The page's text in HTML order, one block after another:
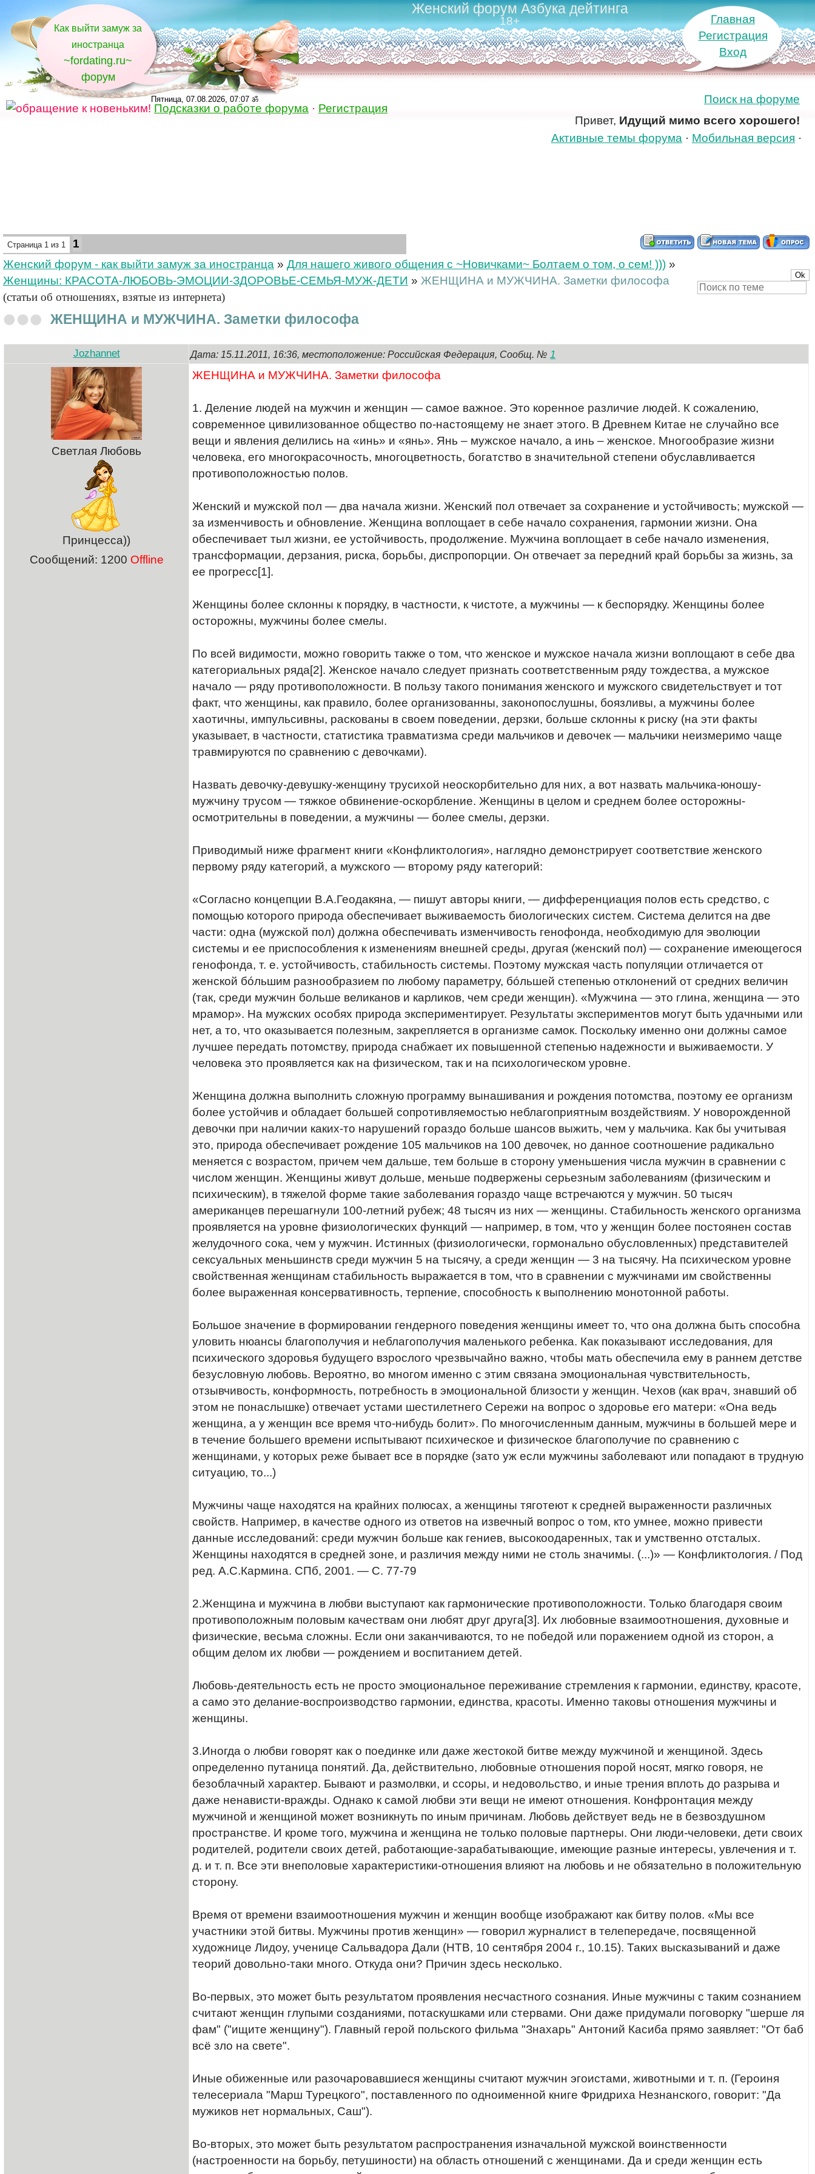
18+
Как выйти замуж за
иностранца
~fordating.ru~
форум
Женский форум Азбука дейтинга
Пятница, 07.08.2026, 07:07 ॐ
Главная
Регистрация
Вход
Привет, Идущий мимо всего хорошего!
Подсказки о работе форума · Регистрация
Активные темы форума · Мобильная версия ·
Поиск на форуме
Страница 1 из 1
1
Женский форум - как выйти замуж за иностранца » Для нашего живого общения с ~Новичками~ Болтаем о том, о сем! ))) »
Женщины: КРАСОТА-ЛЮБОВЬ-ЭМОЦИИ-ЗДОРОВЬЕ-СЕМЬЯ-МУЖ-ДЕТИ » ЖЕНЩИНА и МУЖЧИНА. Заметки философа
(статьи об отношениях, взятые из интернета)
ЖЕНЩИНА и МУЖЧИНА. Заметки философа
Jozhannet Дата: 15.11.2011, 16:36, местоположение: Российская Федерация, Сообщ. № 1
Светлая Любовь
Принцесса))
Сообщений: 1200 Offline
ЖЕНЩИНА и МУЖЧИНА. Заметки философа
1. Деление людей на мужчин и женщин — самое важное. Это коренное различие людей. К сожалению,
современное цивилизованное общество по-настоящему не знает этого. В Древнем Китае не случайно все
вещи и явления делились на «инь» и «янь». Янь – мужское начало, а инь – женское. Многообразие жизни
человека, его многокрасочность, многоцветность, богатство в значительной степени обуславливается
противоположностью полов.
Женский и мужской пол — два начала жизни. Женский пол отвечает за сохранение и устойчивость; мужской —
за изменчивость и обновление. Женщина воплощает в себе начало сохранения, гармонии жизни. Она
обеспечивает тыл жизни, ее устойчивость, продолжение. Мужчина воплощает в себе начало изменения,
трансформации, дерзания, риска, борьбы, диспропорции. Он отвечает за передний край борьбы за жизнь, за
ее прогресс[1].
Женщины более склонны к порядку, в частности, к чистоте, а мужчины — к беспорядку. Женщины более
осторожны, мужчины более смелы.
По всей видимости, можно говорить также о том, что женское и мужское начала жизни воплощают в себе два
категориальных ряда[2]. Женское начало следует признать соответственным ряду тождества, а мужское
начало — ряду противоположности. В пользу такого понимания женского и мужского свидетельствует и тот
факт, что женщины, как правило, более организованны, законопослушны, боязливы, а мужчины более
хаотичны, импульсивны, раскованы в своем поведении, дерзки, больше склонны к риску (на эти факты
указывает, в частности, статистика травматизма среди мальчиков и девочек — мальчики неизмеримо чаще
травмируются по сравнению с девочками).
Назвать девочку-девушку-женщину трусихой неоскорбительно для них, а вот назвать мальчика-юношу-
мужчину трусом — тяжкое обвинение-оскорбление. Женщины в целом и среднем более осторожны-
осмотрительны в поведении, а мужчины — более смелы, дерзки.
Приводимый ниже фрагмент книги «Конфликтология», наглядно демонстрирует соответствие женского
первому ряду категорий, а мужского — второму ряду категорий:
«Согласно концепции В.А.Геодакяна, — пишут авторы книги, — дифференциация полов есть средство, с
помощью которого природа обеспечивает выживаемость биологических систем. Система делится на две
части: одна (мужской пол) должна обеспечивать изменчивость генофонда, необходимую для эволюции
системы и ее приспособления к изменениям внешней среды, другая (женский пол) — сохранение имеющегося
генофонда, т. е. устойчивость, стабильность системы. Поэтому мужская часть популяции отличается от
женской бóльшим разнообразием по любому параметру, бóльшей степенью отклонений от средних величин
(так, среди мужчин больше великанов и карликов, чем среди женщин). «Мужчина — это глина, женщина — это
мрамор». На мужских особях природа экспериментирует. Результаты экспериментов могут быть удачными или
нет, а то, что оказывается полезным, закрепляется в организме самок. Поскольку именно они должны самое
лучшее передать потомству, природа снабжает их повышенной степенью надежности и выживаемости. У
человека это проявляется как на физическом, так и на психологическом уровне.
Женщина должна выполнить сложную программу вынашивания и рождения потомства, поэтому ее организм
более устойчив и обладает большей сопротивляемостью неблагоприятным воздействиям. У новорожденной
девочки при наличии каких-то нарушений гораздо больше шансов выжить, чем у мальчика. Как бы учитывая
это, природа обеспечивает рождение 105 мальчиков на 100 девочек, но данное соотношение радикально
меняется с возрастом, причем чем дальше, тем больше в сторону уменьшения числа мужчин в сравнении с
числом женщин. Женщины живут дольше, меньше подвержены серьезным заболеваниям (физическим и
психическим), в тяжелой форме такие заболевания гораздо чаще встречаются у мужчин. 50 тысяч
американцев перешагнули 100-летний рубеж; 48 тысяч из них — женщины. Стабильность женского организма
проявляется на уровне физиологических функций — например, в том, что у женщин более постоянен состав
желудочного сока, чем у мужчин. Истинных (физиологически, гормонально обусловленных) представителей
сексуальных меньшинств среди мужчин 5 на тысячу, а среди женщин — 3 на тысячу. На психическом уровне
свойственная женщинам стабильность выражается в том, что в сравнении с мужчинами им свойственны
более выраженная консервативность, терпение, способность к выполнению монотонной работы.
Большое значение в формировании гендерного поведения женщины имеет то, что она должна быть способна
уловить нюансы благополучия и неблагополучия маленького ребенка. Как показывают исследования, для
психического здоровья будущего взрослого чрезвычайно важно, чтобы мать обеспечила ему в раннем детстве
безусловную любовь. Вероятно, во многом именно с этим связана эмоциональная чувствительность,
отзывчивость, конформность, потребность в эмоциональной близости у женщин. Чехов (как врач, знавший об
этом не понаслышке) отвечает устами шестилетнего Сережи на вопрос о здоровье его матери: «Она ведь
женщина, а у женщин все время что-нибудь болит». По многочисленным данным, мужчины в большей мере и
в течение большего времени испытывают психическое и физическое благополучие по сравнению с
женщинами, у которых реже бывает все в порядке (зато уж если мужчины заболевают или попадают в трудную
ситуацию, то...)
Мужчины чаще находятся на крайних полюсах, а женщины тяготеют к средней выраженности различных
свойств. Например, в качестве одного из ответов на извечный вопрос о том, кто умнее, можно привести
данные исследований: среди мужчин больше как гениев, высокоодаренных, так и умственно отсталых.
Женщины находятся в средней зоне, и различия между ними не столь значимы. (...)» — Конфликтология. / Под
ред. А.С.Кармина. СПб, 2001. — С. 77-79
2.Женщина и мужчина в любви выступают как гармонические противоположности. Только благодаря своим
противоположным половым качествам они любят друг друга[3]. Их любовные взаимоотношения, духовные и
физические, весьма сложны. Если они заканчиваются, то не победой или поражением одной из сторон, а
общим делом их любви — рождением и воспитанием детей.
Любовь-деятельность есть не просто эмоциональное переживание стремления к гармонии, единству, красоте,
а само это делание-воспроизводство гармонии, единства, красоты. Именно таковы отношения мужчины и
женщины.
3.Иногда о любви говорят как о поединке или даже жестокой битве между мужчиной и женщиной. Здесь
определенно путаница понятий. Да, действительно, любовные отношения порой носят, мягко говоря, не
безоблачный характер. Бывают и размолвки, и ссоры, и недовольство, и иные трения вплоть до разрыва и
даже ненависти-вражды. Однако к самой любви эти вещи не имеют отношения. Конфронтация между
мужчиной и женщиной может возникнуть по иным причинам. Любовь действует ведь не в безвоздушном
пространстве. И кроме того, мужчина и женщина не только половые партнеры. Они люди-человеки, дети своих
родителей, родители своих детей, работающие-зарабатывающие, имеющие разные интересы, увлечения и т.
д. и т. п. Все эти внеполовые характеристики-отношения влияют на любовь и не обязательно в положительную
сторону.
Время от времени взаимоотношения мужчин и женщин вообще изображают как битву полов. «Мы все
участники этой битвы. Мужчины против женщин» — говорил журналист в телепередаче, посвященной
художнице Лидоу, ученице Сальвадора Дали (НТВ, 10 сентября 2004 г., 10.15). Таких высказываний и даже
теорий довольно-таки много. Откуда они? Причин здесь несколько.
Во-первых, это может быть результатом проявления несчастного сознания. Иные мужчины с таким сознанием
считают женщин глупыми созданиями, потаскушками или стервами. Они даже придумали поговорку "шерше ля
фам" ("ищите женщину"). Главный герой польского фильма "Знахарь" Антоний Касиба прямо заявляет: "От баб
всё зло на свете".
Иные обиженные или разочаровавшиеся женщины считают мужчин эгоистами, животными и т. п. (Героиня
телесериала "Марш Турецкого", поставленного по одноименной книге Фридриха Незнанского, говорит: "Да
мужиков нет нормальных, Саш").
Во-вторых, это может быть результатом распространения изначальной мужской воинственности
(настроенности на борьбу, петушиности) на область отношений с женщинами. Да и среди женщин есть